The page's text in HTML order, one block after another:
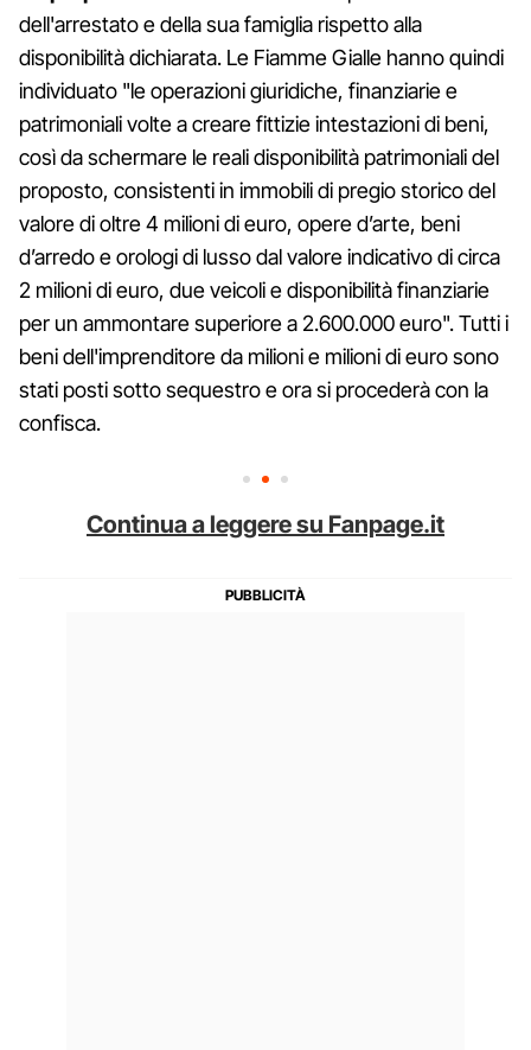
dell'arrestato e della sua famiglia rispetto alla
disponibilità dichiarata. Le Fiamme Gialle hanno quindi
individuato "le operazioni giuridiche, finanziarie e
patrimoniali volte a creare fittizie intestazioni di beni,
così da schermare le reali disponibilità patrimoniali del
proposto, consistenti in immobili di pregio storico del
valore di oltre 4 milioni di euro, opere d’arte, beni
d’arredo e orologi di lusso dal valore indicativo di circa
2 milioni di euro, due veicoli e disponibilità finanziarie
per un ammontare superiore a 2.600.000 euro". Tutti i
beni dell'imprenditore da milioni e milioni di euro sono
stati posti sotto sequestro e ora si procederà con la
confisca.
Continua a leggere su Fanpage.it